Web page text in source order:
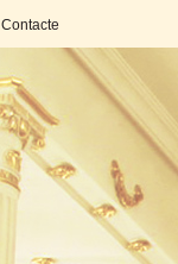
Contacte